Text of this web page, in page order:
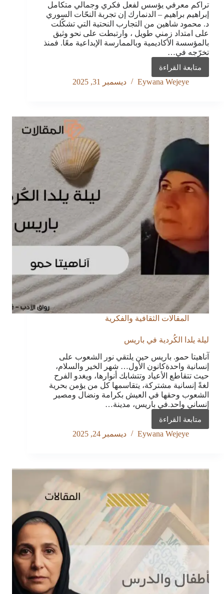
تراكم معرفي يؤسس لفعل فكري وجمالي متكامل
إبراهيم براهيم – الدنمارك إن تجربة النحّات السوري
د. محمود شاهين من التجارب النحتية التي تشكّلت
على امتداد زمني طويل ، وارتبطت على نحو وثيق
بالمؤسسة الأكاديمية وبالممارسة الإبداعية معًا. فمنذ
تخرّجه في…
متابعة القراءة
تجربة
النحّات
Eywana Wejeye ديسمبر 31, 2025
المقالات الثقافية والفكرية
ليلة يلدا الكُردية في باريس
آناهيتا حمو. باريس حين يلتقي نور الشعوب على
إنسانية واحدةكانون الأول… شهر الخير والسلام،
حيث تتقاطع الأعياد وتتشابك أنوارها، ويغدو الفرح
لغةً إنسانية مشتركة، يتقاسمها كل من يؤمن بحرية
الشعوب وحقها في العيش بكرامة ونضال ومصير
إنساني واحد.في باريس، مدينة…
متابعة القراءة
ليلة
يلدا
Eywana Wejeye ديسمبر 24, 2025